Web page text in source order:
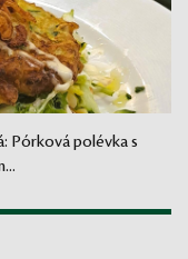
Pórková polévka s